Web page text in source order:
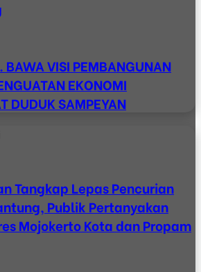
BAWA VISI PEMBANGUNAN
EKONOMI
DUDUK SAMPEYAN
Tangkap Lepas Pencurian
Publik Pertanyakan
Mojokerto Kota dan Propam